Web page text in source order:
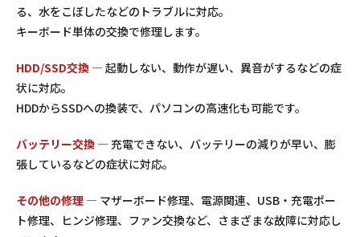
る、水をこぼしたなどのトラブルに対応。
キーボード単体の交換で修理します。
HDD/SSD交換 — 起動しない、動作が遅い、異音がするなどの症
状に対応。
HDDからSSDへの換装で、パソコンの高速化も可能です。
バッテリー交換 — 充電できない、バッテリーの減りが早い、膨
張しているなどの症状に対応。
その他の修理 — マザーボード修理、電源関連、USB・充電ポー
ト修理、ヒンジ修理、ファン交換など、さまざまな故障に対応し